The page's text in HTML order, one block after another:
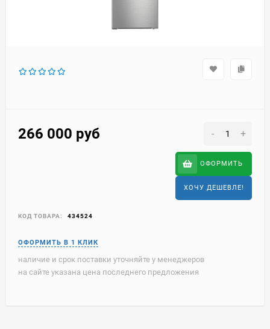
266 000 руб - +
ОФОРМИТЬ
ХОЧУ ДЕШЕВЛЕ!
КОД ТОВАРА: 434524
наличие и срок поставки уточняйте у менеджеров
на сайте указана цена последнего предложения